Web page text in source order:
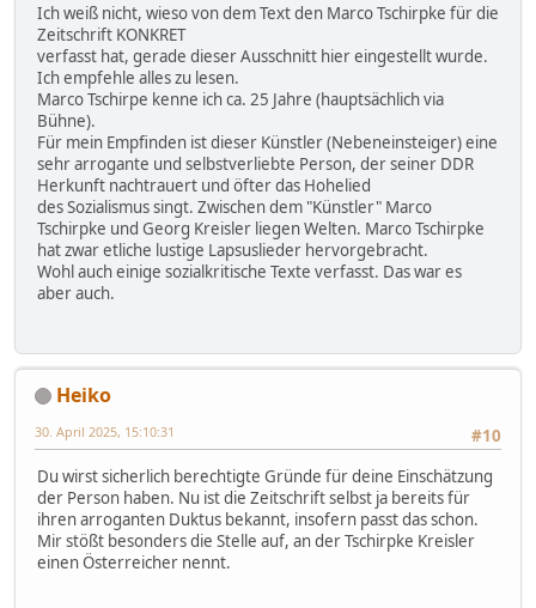
Ich weiß nicht, wieso von dem Text den Marco Tschirpke für die
Zeitschrift KONKRET
verfasst hat, gerade dieser Ausschnitt hier eingestellt wurde.
Ich empfehle alles zu lesen.
Marco Tschirpe kenne ich ca. 25 Jahre (hauptsächlich via
Bühne).
Für mein Empfinden ist dieser Künstler (Nebeneinsteiger) eine
sehr arrogante und selbstverliebte Person, der seiner DDR
Herkunft nachtrauert und öfter das Hohelied
des Sozialismus singt. Zwischen dem "Künstler" Marco
Tschirpke und Georg Kreisler liegen Welten. Marco Tschirpke
hat zwar etliche lustige Lapsuslieder hervorgebracht.
Wohl auch einige sozialkritische Texte verfasst. Das war es
aber auch.
Heiko
#10
30. April 2025, 15:10:31
Du wirst sicherlich berechtigte Gründe für deine Einschätzung
der Person haben. Nu ist die Zeitschrift selbst ja bereits für
ihren arroganten Duktus bekannt, insofern passt das schon.
Mir stößt besonders die Stelle auf, an der Tschirpke Kreisler
einen Österreicher nennt.